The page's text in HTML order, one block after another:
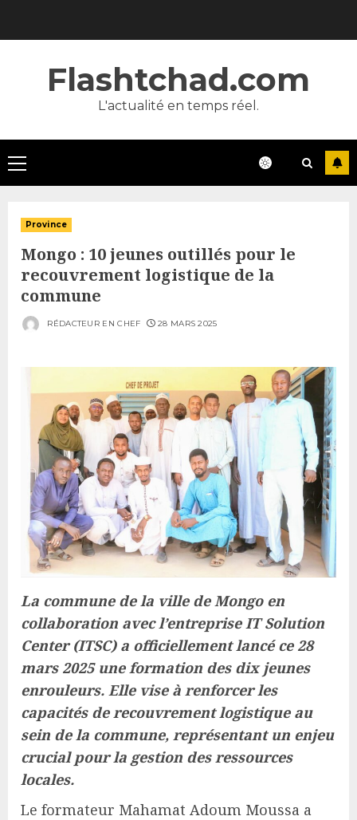
Flashtchad.com
L'actualité en temps réel.
Primary
Menu
Province
Mongo : 10 jeunes outillés pour le
recouvrement logistique de la
commune
RÉDACTEUR EN CHEF 28 MARS 2025
La commune de la ville de Mongo en
collaboration avec l’entreprise IT Solution
Center (ITSC) a officiellement lancé ce 28
mars 2025 une formation des dix jeunes
enrouleurs. Elle vise à renforcer les
capacités de recouvrement logistique au
sein de la commune, représentant un enjeu
crucial pour la gestion des ressources
locales.
Le formateur Mahamat Adoum Moussa a